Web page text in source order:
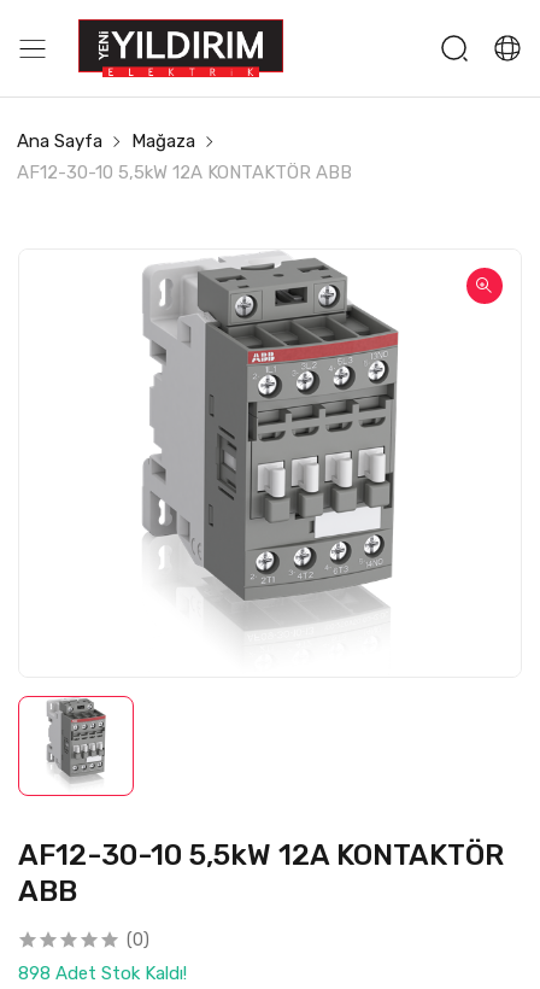
Ana Sayfa
Mağaza
AF12-30-10 5,5kW 12A KONTAKTÖR ABB
AF12-30-10 5,5kW 12A KONTAKTÖR
ABB
(0)
898 Adet Stok Kaldı!